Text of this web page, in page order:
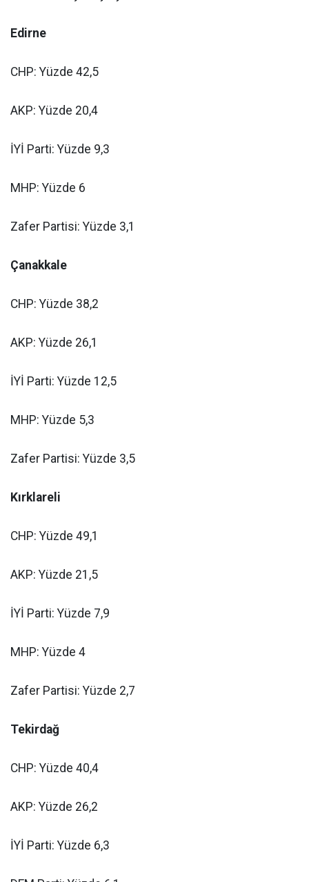
Edirne
CHP: Yüzde 42,5
AKP: Yüzde 20,4
İYİ Parti: Yüzde 9,3
MHP: Yüzde 6
Zafer Partisi: Yüzde 3,1
Çanakkale
CHP: Yüzde 38,2
AKP: Yüzde 26,1
İYİ Parti: Yüzde 12,5
MHP: Yüzde 5,3
Zafer Partisi: Yüzde 3,5
Kırklareli
CHP: Yüzde 49,1
AKP: Yüzde 21,5
İYİ Parti: Yüzde 7,9
MHP: Yüzde 4
Zafer Partisi: Yüzde 2,7
Tekirdağ
CHP: Yüzde 40,4
AKP: Yüzde 26,2
İYİ Parti: Yüzde 6,3